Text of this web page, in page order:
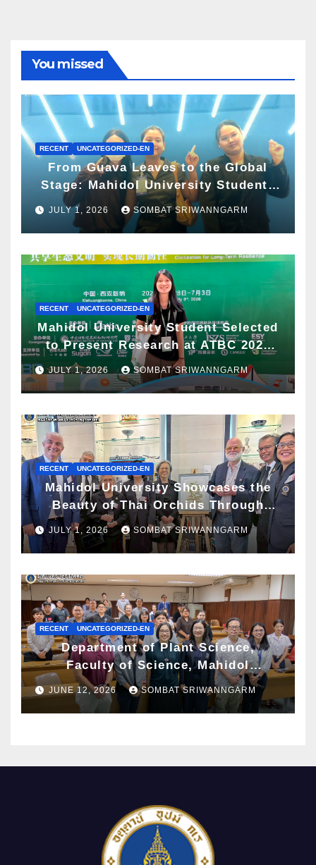
You missed
RECENT UNCATEGORIZED-EN
From Guava Leaves to the Global
Stage: Mahidol University Students
Present Innovative Wellness
Business Concept at World Spa &
JULY 1, 2026 SOMBAT SRIWANNGARM
RECENT UNCATEGORIZED-EN
Mahidol University Student Selected
to Present Research at ATBC 2026
and Awarded ATBC Travel Grant
JULY 1, 2026 SOMBAT SRIWANNGARM
RECENT UNCATEGORIZED-EN
Mahidol University Showcases the
Beauty of Thai Orchids Through
Botanical Art at the “Orchids of
Siam: In the Name of Seidenfaden”
JULY 1, 2026 SOMBAT SRIWANNGARM
RECENT UNCATEGORIZED-EN
Department of Plant Science,
Faculty of Science, Mahidol
University Hosts Archaeobotany
Workshop to Advance Knowledge of
JUNE 12, 2026 SOMBAT SRIWANNGARM